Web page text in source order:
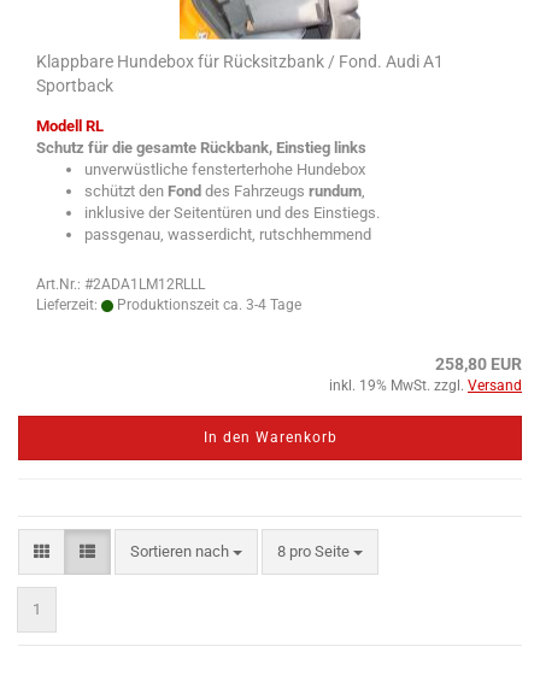
Klappbare Hundebox für Rücksitzbank / Fond. Audi A1
Sportback
Modell RL
Schutz für die gesamte Rückbank, Einstieg links
unverwüstliche fensterterhohe Hundebox
schützt den Fond des Fahrzeugs rundum,
inklusive der Seitentüren und des Einstiegs.
passgenau, wasserdicht, rutschhemmend
Art.Nr.: #2ADA1LM12RLLL
Lieferzeit:
Produktionszeit ca. 3-4 Tage
258,80 EUR
inkl. 19% MwSt. zzgl. Versand
In den Warenkorb
Sortieren nach
Sortieren nach 8 pro Seite
pro Seite
1